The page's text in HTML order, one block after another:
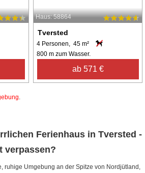
Haus: 58864
Tversted
4 Personen, 45 m²
800 m zum Wasser.
ab 571 €
.
Ferienhaus in Tversted -
verpassen?
ruhige Umgebung an der Spitze von Nordjütland,